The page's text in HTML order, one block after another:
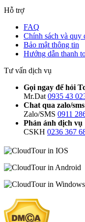
Hỗ trợ
FAQ
Chính sách và quy
Bảo mật thông tin
Hướng dẫn thanh
Tư vấn dịch vụ
Gọi ngay để hỏi
Mr.Dat 0935 43
Chat qua zalo/sms
Zalo/SMS 0911
Phản ánh dịch vụ
CSKH 0236 367